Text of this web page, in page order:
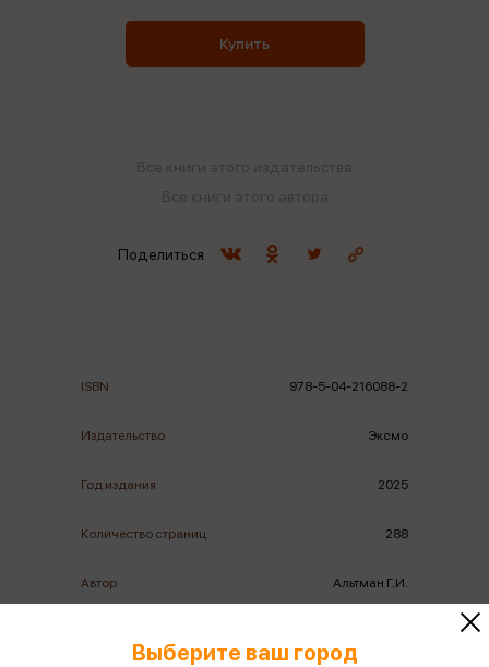
ISBN 978-5-04-216088-2
Издательство Эксмо
Год издания 2025
Количество страниц 288
Автор Альтман Г.И.
Купить
Поделиться
Выберите ваш город